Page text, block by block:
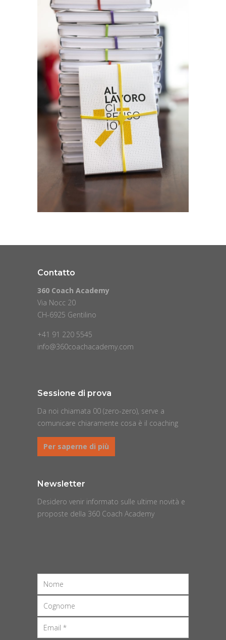
Contatto
360 Coach Academy
Via Nocc 20
CH-6925 Gentilino
+41 91 220 5545
info@360coachacademy.com
Sessione di prova
Da noi chiamata 00 (zero-zero), serve a
comunicare chiaramente cosa è il coaching
Per saperne di più
Newsletter
Desidero venir informato sulle ultime novità e
proposte della 360 Coach Academy